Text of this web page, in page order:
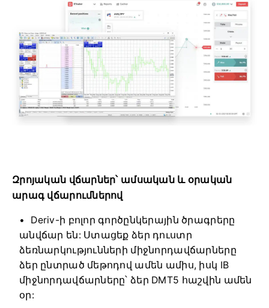
Զրոյական վճարներ՝ ամսական և օրական
արագ վճարումներով
Deriv-ի բոլոր գործընկերային ծրագրերը
անվճար են: Ստացեք ձեր դուստր
ձեռնարկությունների միջնորդավճարները
ձեր ընտրած մեթոդով ամեն ամիս, իսկ IB
միջնորդավճարները՝ ձեր DMT5 հաշվին ամեն
օր: